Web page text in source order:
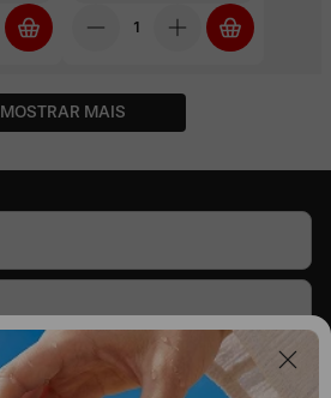
MOSTRAR MAIS